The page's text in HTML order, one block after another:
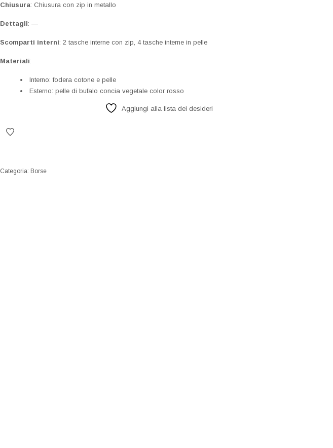
Chiusura: Chiusura con zip in metallo
Dettagli: —
Scomparti interni: 2 tasche interne con zip, 4 tasche interne in pelle
Materiali:
Interno: fodera cotone e pelle
Esterno: pelle di bufalo concia vegetale color rosso
Aggiungi alla lista dei desideri
Categoria: Borse